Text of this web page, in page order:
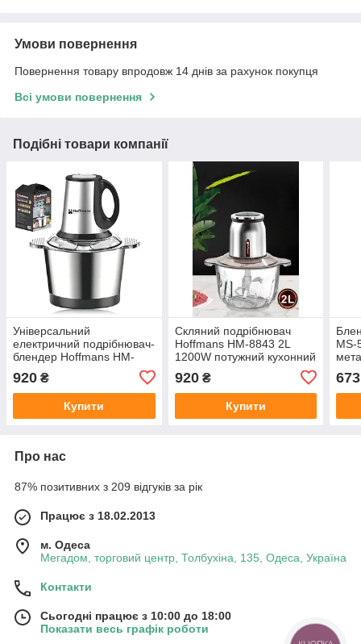
Умови повернення
Повернення товару впродовж 14 днів за рахунок покупця
Всі умови повернення
Подібні товари компанії
Універсальний
електричний подрібнювач-
блендер Hoffmans HM-
металева м’ясорубка для
подрібнення та
змішування
920 ₴
Купити
Скляний подрібнювач
Hoffmans HM-8843 2L
1200W потужний кухонний
швидкого подрібнення і
змішування
920₴
Купити
MS-
673
Про нас
87% позитивних з 209 відгуків за рік
Працює з 18.02.2013
м. Одеса
Мегадом, торговий центр, Толбухіна, 135, Одеса, Україна
Контакти
Сьогодні працює з 10:00 до 18:00
Показати весь графік роботи